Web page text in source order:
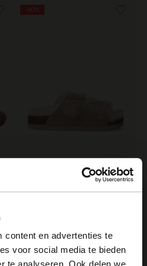
content en advertenties te
voor social media te bieden
Beigefarbene Veloursleder-Pantoletten mit Kunstfellfutter